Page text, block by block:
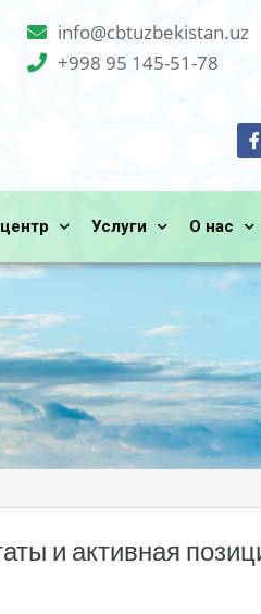
info@cbtuzbekistan.uz
+998 95 145-51-78
Услуги О нас
и активная